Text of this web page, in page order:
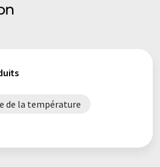
de la température